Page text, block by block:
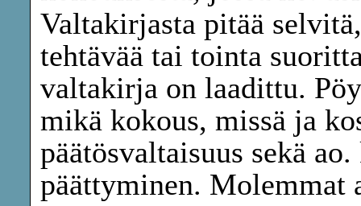
Valtakirjasta pitää
tehtävää tai tointa
valtakirja on laadittu.
mikä kokous, missä ja
päätösvaltaisuus sekä
päättyminen. Molemmat